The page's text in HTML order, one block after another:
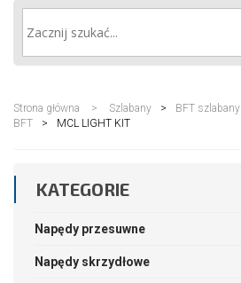
Strona główna > Szlabany > BFT szlabany
BFT
> MCL LIGHT KIT
KATEGORIE
Napędy przesuwne
Napędy skrzydłowe